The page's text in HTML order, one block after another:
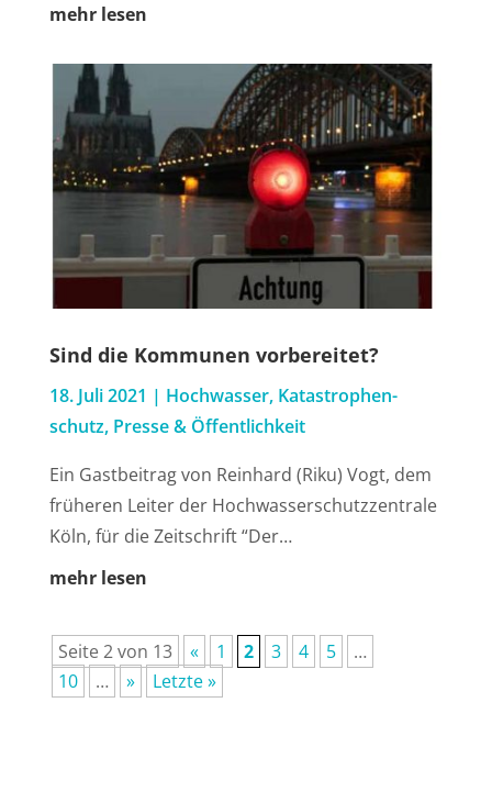
mehr lesen
Sind die Kom­mu­nen vorbereitet?
18. Juli 2021 | Hoch­was­ser, Kata­stro­phen­
schutz, Pres­se & Öffentlichkeit
Ein Gast­bei­trag von Rein­hard (Riku) Vogt, dem
frü­he­ren Lei­ter der Hoch­was­ser­schutz­zen­tra­le
Köln, für die Zeit­schrift “Der…
mehr lesen
Sei­te 2 von 13 « 1 2 3 4 5
…
10
… » Letz­te »